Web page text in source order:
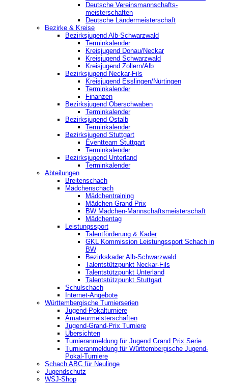
Deutsche Vereinsmannschafts-
meisterschaften
Deutsche Ländermeisterschaft
Bezirke & Kreise
Bezirksjugend Alb-Schwarzwald
Terminkalender
Kreisjugend Donau/Neckar
Kreisjugend Schwarzwald
Kreisjugend Zollern/Alb
Bezirksjugend Neckar-Fils
Kreisjugend ‎Esslingen/Nürtingen
Terminkalender
Finanzen
Bezirksjugend Oberschwaben
Terminkalender
Bezirksjugend Ostalb
Terminkalender
Bezirksjugend Stuttgart
‎Eventteam Stuttgart
Terminkalender
Bezirksjugend Unterland
Terminkalender
Abteilungen
Breitenschach
Mädchenschach
Mädchentraining
Mädchen Grand Prix
BW Mädchen-Mannschaftsmeisterschaft
Mädchentag
Leistungssport
Talentförderung & Kader
GKL Kommission Leistungssport Schach in
BW
Bezirkskader Alb-Schwarzwald
Talentstützpunkt Neckar-Fils
Talentstützpunkt Unterland
Talentstützpunkt Stuttgart
Schulschach
Internet-Angebote
Württembergische Turnierserien
Jugend-Pokalturniere
Amateurmeisterschaften
Jugend-Grand-Prix Turniere
Übersichten
Turnieranmeldung für Jugend Grand Prix Serie
Turnieranmeldung für Württembergische Jugend-
Pokal-Turniere
Schach ABC für Neulinge
Jugendschutz
WSJ-Shop